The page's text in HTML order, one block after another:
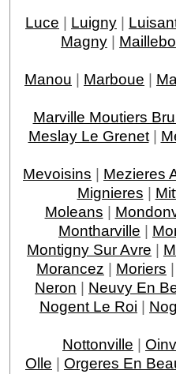
Luce | Luigny |
Magny |
Manou | Marboue |
Marville Moutiers
Meslay Le Grenet|
Mevoisins | Mezieres
Mignieres |
Moleans |
Montharville |
Montigny Sur Avre |
Morancez | Moriers |
Neron | Neuvy En
Nogent Le Roi |
Nottonville |
Olle | Orgeres En